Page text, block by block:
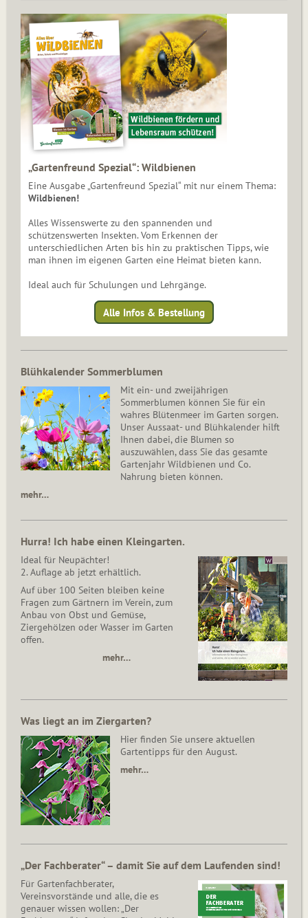
„Gartenfreund Spezial“: Wildbienen
Eine Ausgabe „Gartenfreund Spezial“ mit nur einem Thema:
Wildbienen!
Alles Wissenswerte zu den spannenden und
schützenswerten Insekten. Vom Erkennen der
unterschiedlichen Arten bis hin zu praktischen Tipps, wie
man ihnen im eigenen Garten eine Heimat bieten kann.
Ideal auch für Schulungen und Lehrgänge.
Alle Infos & Bestellung
Blühkalender Sommerblumen
Mit ein- und zweijährigen
Sommerblumen können Sie für ein
wahres Blütenmeer im Garten sorgen.
Unser Aussaat- und Blühkalender hilft
Ihnen dabei, die Blumen so
auszuwählen, dass Sie das gesamte
Gartenjahr Wildbienen und Co.
Nahrung bieten können.
mehr…
Hurra! Ich habe einen Kleingarten.
Ideal für Neupächter!
2. Auflage ab jetzt erhältlich.
Auf über 100 Seiten bleiben keine
Fragen zum Gärtnern im Verein, zum
Anbau von Obst und Gemüse,
Ziergehölzen oder Wasser im Garten
offen.
mehr…
Was liegt an im Ziergarten?
Hier finden Sie unsere aktuellen
Gartentipps für den August.
mehr…
„Der Fachberater“ – damit Sie auf dem Laufenden sind!
Für Gartenfachberater,
Vereinsvorstände und alle, die es
genauer wissen wollen: „Der